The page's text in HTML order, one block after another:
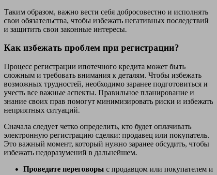
Таким образом, важно вести себя добросовестно и исполнять
свои обязательства, чтобы избежать негативных последствий
и защитить свои законные интересы.
Как избежать проблем при регистрации?
Процесс регистрации ипотечного кредита может быть
сложным и требовать внимания к деталям. Чтобы избежать
возможных трудностей, необходимо заранее подготовиться и
учесть все важные аспекты. Правильное планирование и
знание своих прав помогут минимизировать риски и избежать
неприятных ситуаций.
Сначала следует четко определить, кто будет оплачивать
электронную регистрацию сделки: продавец или покупатель.
Это важный момент, который нужно заранее обсудить, чтобы
избежать недоразумений в дальнейшем.
Проведите переговоры с продавцом или покупателем и